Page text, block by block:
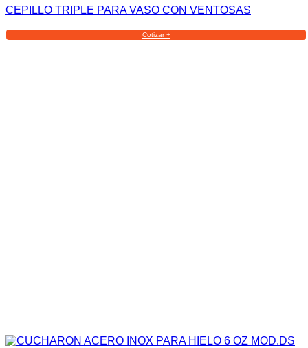
CEPILLO TRIPLE PARA VASO CON VENTOSAS
Cotizar +